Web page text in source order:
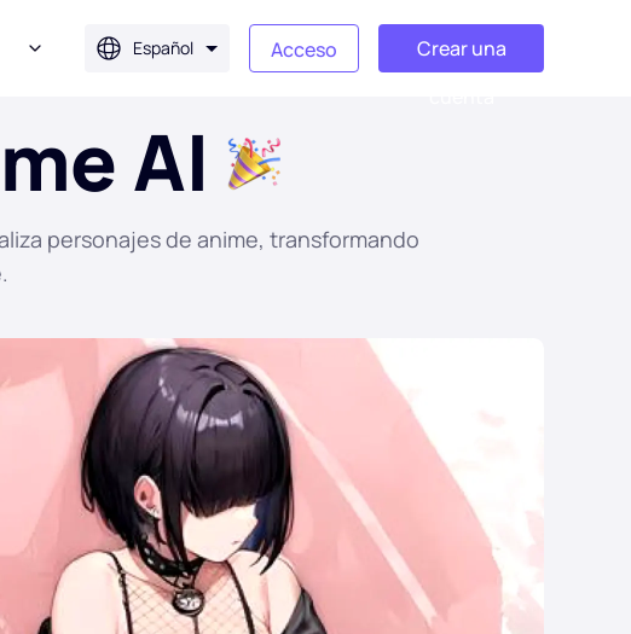
Español Acceso
Crear una
AI
personajes de anime, transformando